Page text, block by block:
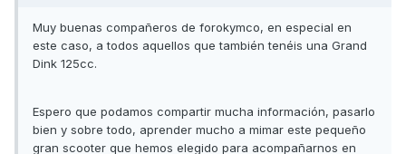
Muy buenas compañeros de forokymco, en especial en
este caso, a todos aquellos que también tenéis una Grand
Dink 125cc.
Espero que podamos compartir mucha información, pasarlo
bien y sobre todo, aprender mucho a mimar este pequeño
gran scooter que hemos elegido para acompañarnos en